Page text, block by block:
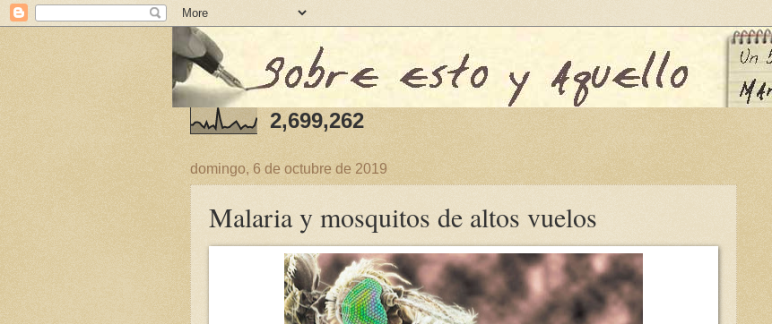
2,699,262
domingo, 6 de octubre de 2019
Malaria y mosquitos de altos vuelos